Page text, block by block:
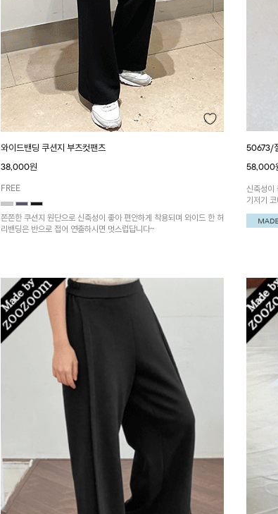
와이드밴딩 쿠션지 부츠컷팬츠
38,000원
FREE
쫀쫀한 쿠션지 원단으로 신축성이 좋아 편안하게 착용되며 와이드 한 허
리밴딩은 반으로 접어 연출하시면 멋스럽답니다~
50673/
58,000
신축성이
기저기
면 더욱